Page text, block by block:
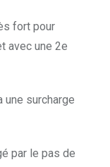
fort pour
avec une 2e
surcharge
par le pas de